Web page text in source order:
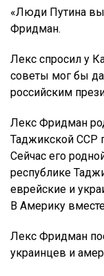
«Люди Путина
Фридман.
Лекс спросил у
советы мог бы
российским
Лекс Фридман
Таджикской ССР
Сейчас его
республике
еврейские и
В Америку
Лекс Фридман
украинцев и